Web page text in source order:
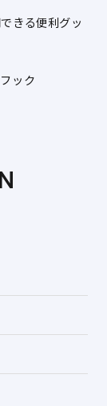
きる便利グッ
ック